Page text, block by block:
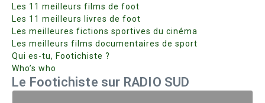
Les 11 meilleurs films de foot
Les 11 meilleurs livres de foot
Les meilleures fictions sportives du cinéma
Les meilleurs films documentaires de sport
Qui es-tu, Footichiste ?
Who’s who
Le Footichiste sur RADIO SUD